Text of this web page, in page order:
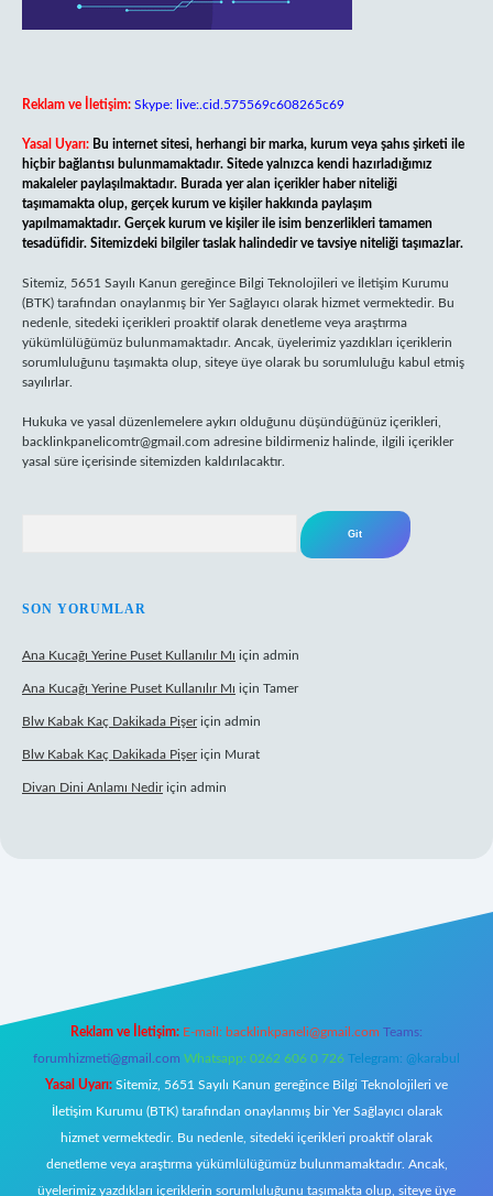
Reklam ve İletişim: Skype: live:.cid.575569c608265c69
Yasal Uyarı: Bu internet sitesi, herhangi bir marka, kurum veya şahıs şirketi ile
hiçbir bağlantısı bulunmamaktadır. Sitede yalnızca kendi hazırladığımız
makaleler paylaşılmaktadır. Burada yer alan içerikler haber niteliği
taşımamakta olup, gerçek kurum ve kişiler hakkında paylaşım
yapılmamaktadır. Gerçek kurum ve kişiler ile isim benzerlikleri tamamen
tesadüfidir. Sitemizdeki bilgiler taslak halindedir ve tavsiye niteliği taşımazlar.
Sitemiz, 5651 Sayılı Kanun gereğince Bilgi Teknolojileri ve İletişim Kurumu
(BTK) tarafından onaylanmış bir Yer Sağlayıcı olarak hizmet vermektedir. Bu
nedenle, sitedeki içerikleri proaktif olarak denetleme veya araştırma
yükümlülüğümüz bulunmamaktadır. Ancak, üyelerimiz yazdıkları içeriklerin
sorumluluğunu taşımakta olup, siteye üye olarak bu sorumluluğu kabul etmiş
sayılırlar.
Hukuka ve yasal düzenlemelere aykırı olduğunu düşündüğünüz içerikleri,
backlinkpanelicomtr@gmail.com adresine bildirmeniz halinde, ilgili içerikler
yasal süre içerisinde sitemizden kaldırılacaktır.
SON YORUMLAR
Ana Kucağı Yerine Puset Kullanılır Mı için admin
Ana Kucağı Yerine Puset Kullanılır Mı için Tamer
Blw Kabak Kaç Dakikada Pişeriçin admin
Blw Kabak Kaç Dakikada Pişeriçin Murat
Divan Dini Anlamı Nediriçin admin
Reklam ve İletişim: E-mail: backlinkpaneli@gmail.com Teams:
forumhizmeti@gmail.com Whatsapp: 0262 606 0 726 Telegram: @karabul
Yasal Uyarı: Sitemiz, 5651 Sayılı Kanun gereğince Bilgi Teknolojileri ve
İletişim Kurumu (BTK) tarafından onaylanmış bir Yer Sağlayıcı olarak
hizmet vermektedir. Bu nedenle, sitedeki içerikleri proaktif olarak
denetleme veya araştırma yükümlülüğümüz bulunmamaktadır. Ancak,
üyelerimiz yazdıkları içeriklerin sorumluluğunu taşımakta olup, siteye üye